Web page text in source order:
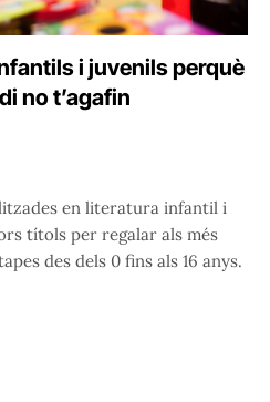
i juvenils perquè
no t’agafin
en literatura infantil i
títols per regalar als més
des dels 0 fins als 16 anys.